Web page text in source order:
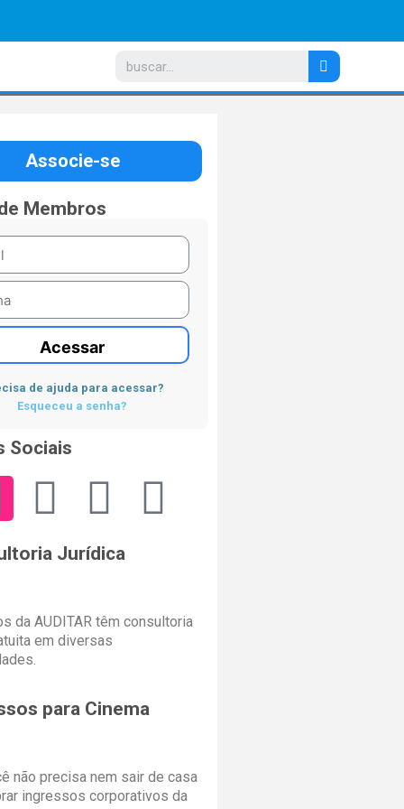
Associe-se
Membros
Acessar
de ajuda para acessar?
Esqueceu a senha?
Sociais
Jurídica
da AUDITAR têm consultoria
em diversas
para Cinema
não precisa nem sair de casa
ingressos corporativos da